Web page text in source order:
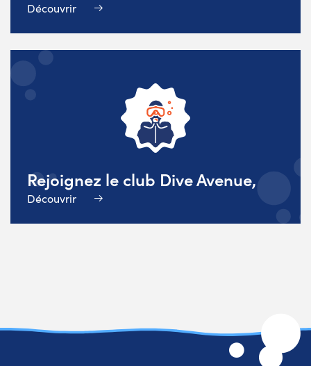
Découvrir
Rejoignez le club Dive Avenue,
Découvrir